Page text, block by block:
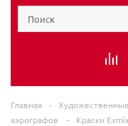
Главная -
аэрографов
- Краски